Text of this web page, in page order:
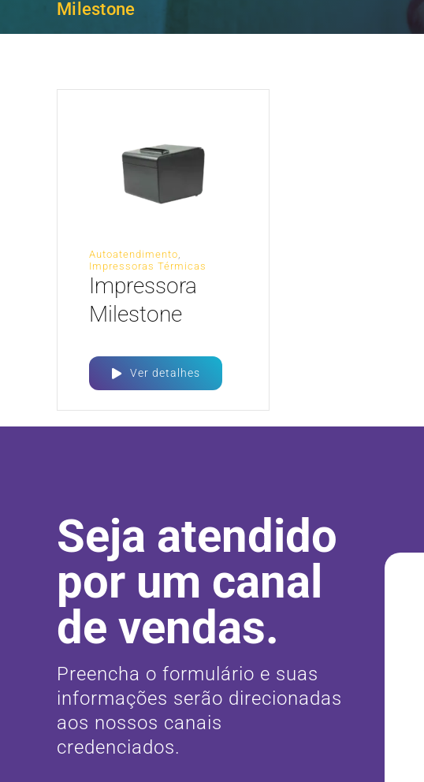
Milestone
Autoatendimento
Impressoras Térmicas
Impressora
Milestone
Ver detalhes
Seja atendido
por um canal
de vendas.
Preencha o formulário e suas
informações serão direcionadas
aos nossos canais
credenciados.